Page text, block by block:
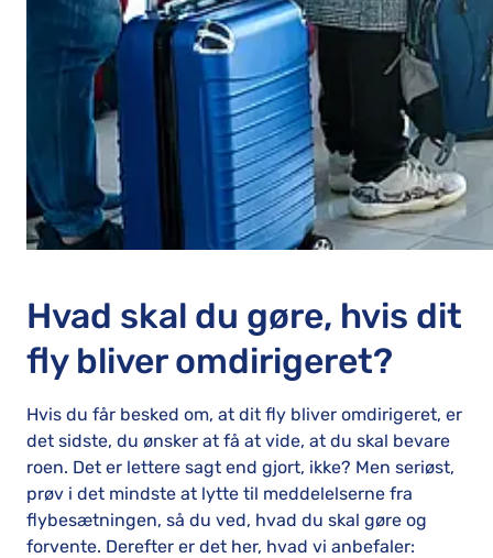
Hvad skal du gøre, hvis dit
fly bliver omdirigeret?
Hvis du får besked om, at dit fly bliver omdirigeret, er
det sidste, du ønsker at få at vide, at du skal bevare
roen. Det er lettere sagt end gjort, ikke? Men seriøst,
prøv i det mindste at lytte til meddelelserne fra
flybesætningen, så du ved, hvad du skal gøre og
forvente. Derefter er det her, hvad vi anbefaler: